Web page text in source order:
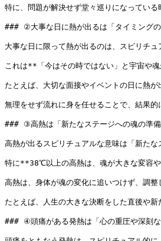
特に、問題が解決せず堂々巡りになってい
### ②大事な日に熱が出るは「タイミングの
大事な日に限って熱が出るのは、スピリチ
これは**「今はその時ではない」と宇宙や
たとえば、大切な面接やイベントの日に熱
無理をせず流れに身を任せることで、結果
### ③高熱は「新たなステージへの魂の準備
高熱が出るスピリチュアルな意味は「新たな
特に**38℃以上の高熱は、魂が大きな変容や
高熱は、身体が魂の変化に追いつけず、調整
たとえば、人生の大きな決断をした直後や
### ④頭痛がある発熱は「心の重圧や深刻な